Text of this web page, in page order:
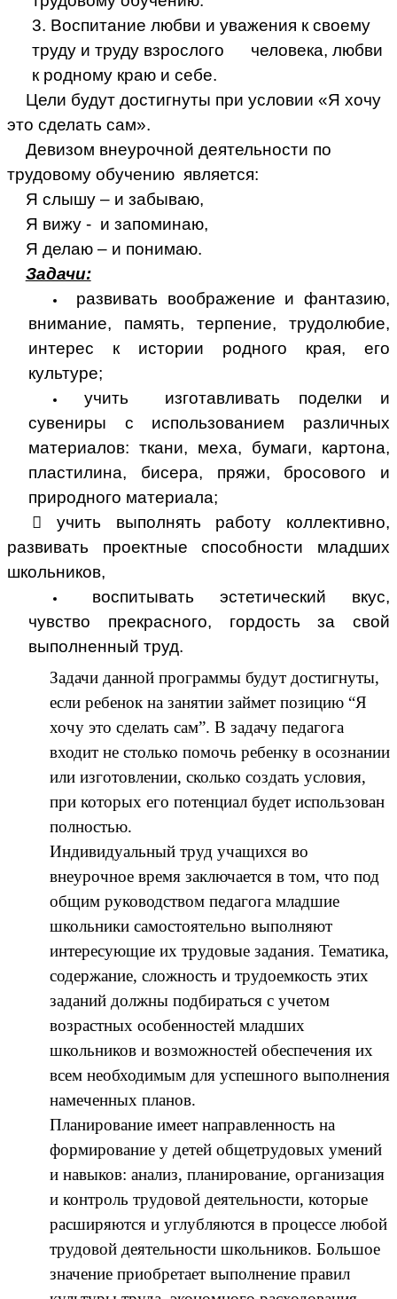
3. Воспитание любви и уважения к своему
труду и труду взрослого человека, любви
к родному краю и себе.
Цели будут достигнуты при условии «Я хочу
это сделать сам».
Девизом внеурочной деятельности по
трудовому обучению является:
Я слышу – и забываю,
Я вижу - и запоминаю,
Я делаю – и понимаю.
Задачи:
развивать воображение и фантазию,
внимание, память, терпение, трудолюбие,
интерес к истории родного края, его
культуре;
учить изготавливать поделки и
сувениры с использованием различных
материалов: ткани, меха, бумаги, картона,
пластилина, бисера, пряжи, бросового и
природного материала;
 учить выполнять работу коллективно,
развивать проектные способности младших
школьников,
воспитывать эстетический вкус,
чувство прекрасного, гордость за свой
выполненный труд.
Задачи данной программы будут достигнуты,
если ребенок на занятии займет позицию “Я
хочу это сделать сам”. В задачу педагога
входит не столько помочь ребенку в осознании
или изготовлении, сколько создать условия,
при которых его потенциал будет использован
полностью.
Индивидуальный труд учащихся во
внеурочное время заключается в том, что под
общим руководством педагога младшие
школьники самостоятельно выполняют
интересующие их трудовые задания. Тематика,
содержание, сложность и трудоемкость этих
заданий должны подбираться с учетом
возрастных особенностей младших
школьников и возможностей обеспечения их
всем необходимым для успешного выполнения
намеченных планов.
Планирование имеет направленность на
формирование у детей общетрудовых умений
и навыков: анализ, планирование, организация
и контроль трудовой деятельности, которые
расширяются и углубляются в процессе любой
трудовой деятельности школьников. Большое
значение приобретает выполнение правил